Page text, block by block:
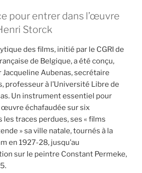
pour entrer dans l’œuvre
Storck
des films, initié par le CGRI de
de Belgique, a été conçu,
Aubenas, secrétaire
professeur à l’Université Libre de
Un instrument essentiel pour
œuvre échafaudée sur six
les traces perdues, ses « films
» sa ville natale, tournés à la
en 1927-28, jusqu’au
sur le peintre Constant Permeke,